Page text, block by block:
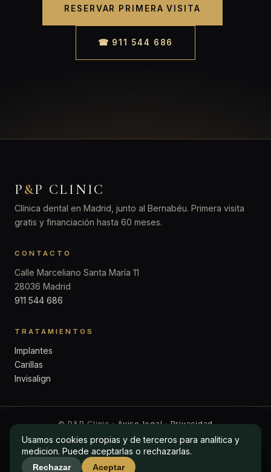
RESERVAR PRIMERA VISITA
☎ 911 544 686
P&P CLINIC
Clínica dental en Madrid, junto al Bernabéu. Primera visita
gratis y financiación hasta 60 meses.
CONTACTO
Calle Marceliano Santa María 11
28036 Madrid
911 544 686
TRATAMIENTOS
Implantes
Carillas
Invisalign
© P&P Clinic ·Aviso legal·Privacidad
Usamos cookies propias y de terceros para analitica y
medicion. Puede aceptarlas o rechazarlas.
Rechazar Aceptar
Usamos cookies propias y de terceros para analitica y
medicion. Puede aceptarlas o rechazarlas.
Rechazar Aceptar